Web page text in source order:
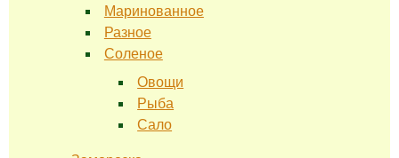
Маринованное
Разное
Соленое
Овощи
Рыба
Сало